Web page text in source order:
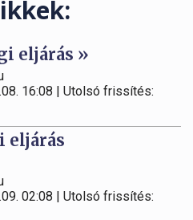
eljárás »
16:08 | Utolsó frissítés:
eljárás
02:08 | Utolsó frissítés: